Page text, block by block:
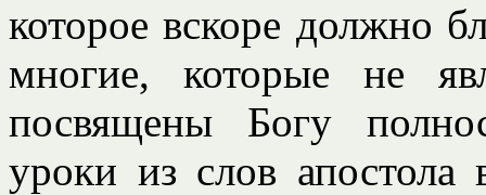
которое вскоре должно
многие, которые не
посвящены Богу
уроки из слов апостола